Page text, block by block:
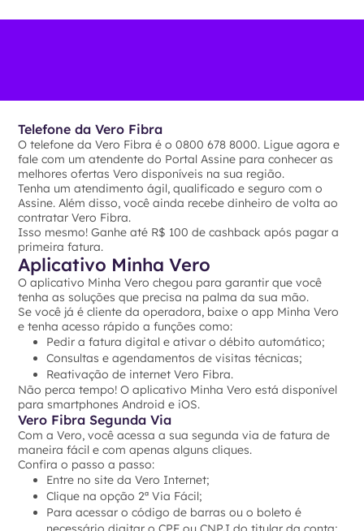
Telefone da Vero Fibra
O telefone da Vero Fibra é o 0800 678 8000. Ligue agora e
fale com um atendente do Portal Assine para conhecer as
melhores ofertas Vero disponíveis na sua região.
Tenha um atendimento ágil, qualificado e seguro com o
Assine. Além disso, você ainda recebe dinheiro de volta ao
contratar Vero Fibra.
Isso mesmo! Ganhe até R$ 100 de cashback após pagar a
primeira fatura.
Aplicativo Minha Vero
O aplicativo Minha Vero chegou para garantir que você
tenha as soluções que precisa na palma da sua mão.
Se você já é cliente da operadora, baixe o app Minha Vero
e tenha acesso rápido a funções como:
Pedir a fatura digital e ativar o débito automático;
Consultas e agendamentos de visitas técnicas;
Reativação de internet Vero Fibra.
Não perca tempo! O aplicativo Minha Vero está disponível
para smartphones Android e iOS.
Vero Fibra Segunda Via
Com a Vero, você acessa a sua segunda via de fatura de
maneira fácil e com apenas alguns cliques.
Confira o passo a passo:
Entre no site da Vero Internet;
Clique na opção 2ª Via Fácil;
Para acessar o código de barras ou o boleto é